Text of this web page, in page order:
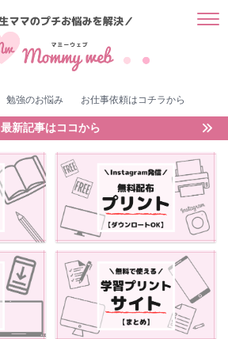
勉強のお悩み お仕事依頼はコチラから
最新記事はココから